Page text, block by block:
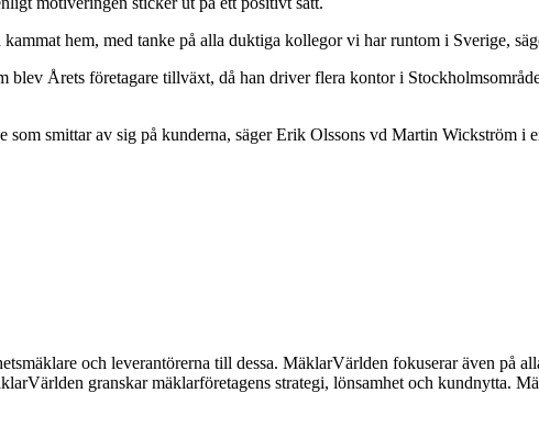
hem, med tanke på alla duktiga kollegor vi har runtom i Sverige,
blev Årets företagare tillväxt, då han driver flera kontor i
som smittar av sig på kunderna, säger Erik Olssons vd Martin Wickström i
och leverantörerna till dessa. MäklarVärlden fokuserar även på
granskar mäklarföretagens strategi, lönsamhet och kundnytta.